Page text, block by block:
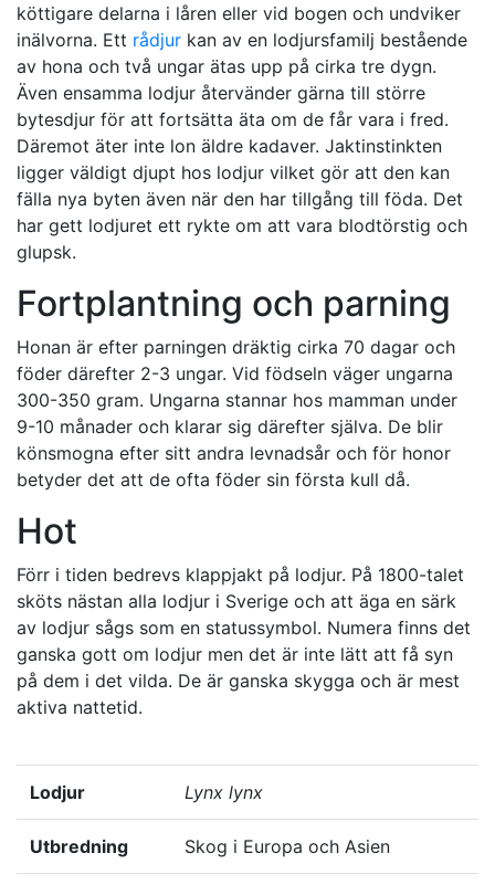
köttigare delarna i låren eller vid bogen och undviker
inälvorna. Ett rådjur kan av en lodjursfamilj bestående
av hona och två ungar ätas upp på cirka tre dygn.
Även ensamma lodjur återvänder gärna till större
bytesdjur för att fortsätta äta om de får vara i fred.
Däremot äter inte lon äldre kadaver. Jaktinstinkten
ligger väldigt djupt hos lodjur vilket gör att den kan
fälla nya byten även när den har tillgång till föda. Det
har gett lodjuret ett rykte om att vara blodtörstig och
glupsk.
Fortplantning och parning
Honan är efter parningen dräktig cirka 70 dagar och
föder därefter 2-3 ungar. Vid födseln väger ungarna
300-350 gram. Ungarna stannar hos mamman under
9-10 månader och klarar sig därefter själva. De blir
könsmogna efter sitt andra levnadsår och för honor
betyder det att de ofta föder sin första kull då.
Hot
Förr i tiden bedrevs klappjakt på lodjur. På 1800-talet
sköts nästan alla lodjur i Sverige och att äga en särk
av lodjur sågs som en statussymbol. Numera finns det
ganska gott om lodjur men det är inte lätt att få syn
på dem i det vilda. De är ganska skygga och är mest
aktiva nattetid.
Lodjur Lynx lynx
Utbredning Skog i Europa och Asien